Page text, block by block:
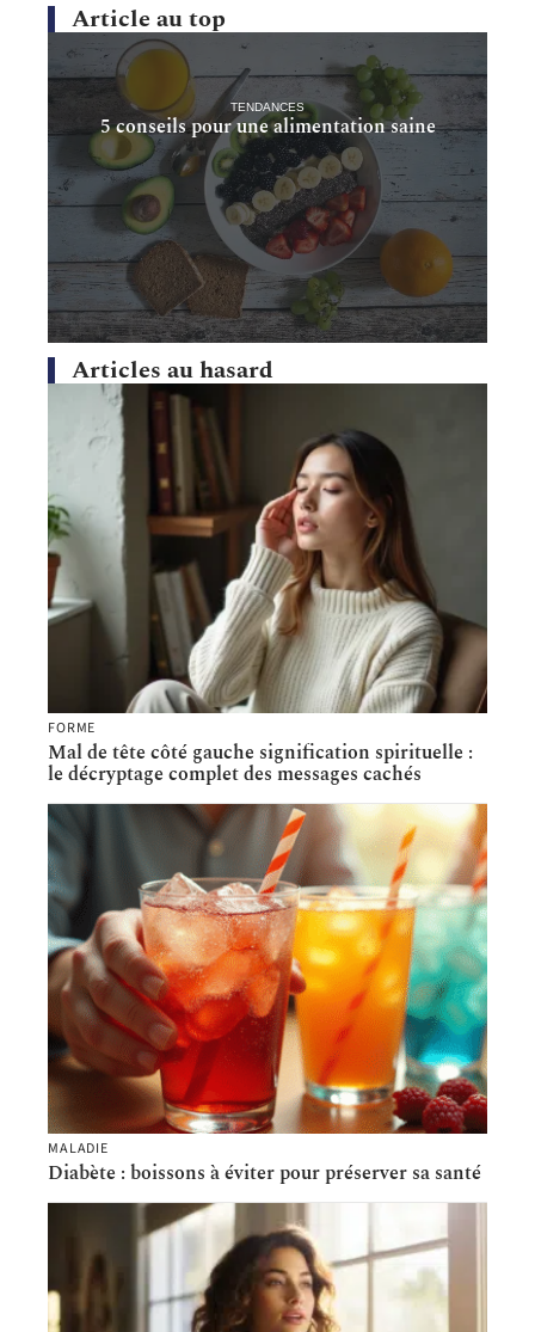
Article au top
TENDANCES
5 conseils pour une alimentation saine
Articles au hasard
FORME
Mal de tête côté gauche signification spirituelle :
le décryptage complet des messages cachés
MALADIE
Diabète : boissons à éviter pour préserver sa santé